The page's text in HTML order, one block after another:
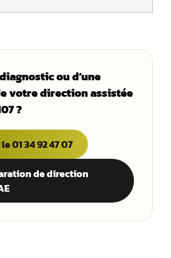
ou d’une
votre direction assistée
?
01 34 92 47 07
de direction